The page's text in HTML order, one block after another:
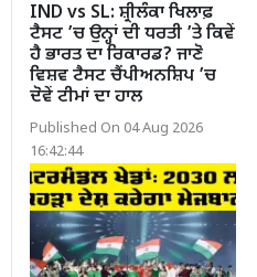
IND vs SL: ਸ਼੍ਰੀਲੰਕਾ ਖਿਲਾਫ਼
ਟੈਸਟ ’ਚ ਉਨ੍ਹਾਂ ਦੀ ਧਰਤੀ ’ਤੇ ਕਿਵੇਂ
ਹੈ ਭਾਰਤ ਦਾ ਰਿਕਾਰਡ? ਜਾਣੋ
ਵਿਸ਼ਵ ਟੈਸਟ ਚੈਂਪੀਅਨਸ਼ਿਪ ’ਚ
ਦੋਵੇਂ ਟੀਮਾਂ ਦਾ ਹਾਲ
Published On 04 Aug 2026
16:42:44